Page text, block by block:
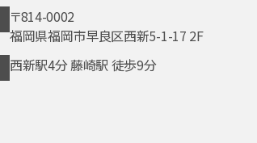
〒814-0002
福岡県福岡市早良区西新5-1-17 2F
西新駅4分 藤崎駅 徒歩9分